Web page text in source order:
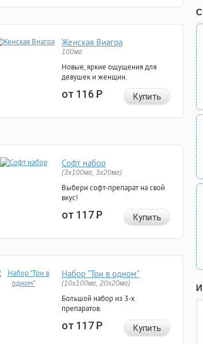
Женская Виагра
100мг
Новые, яркие ощущения для
девушек и женщин.
от 116Р Купить
Софт набор
(3x100мг, 3x20мг)
Выбери софт-препарат на свой
вкус!
от 117Р Купить
Набор "Три в одном"
(10x100мг, 20x20мг)
Большой набор из 3-х
препаратов.
от 117Р Купить